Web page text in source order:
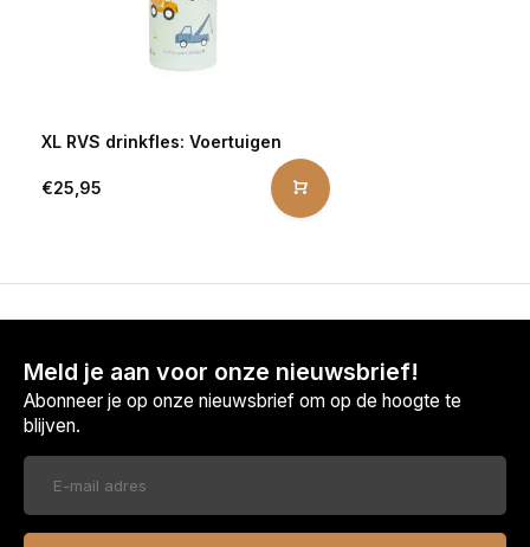
XL RVS drinkfles: Voertuigen
€25,95
Meld je aan voor onze nieuwsbrief!
Abonneer je op onze nieuwsbrief om op de hoogte te
blijven.